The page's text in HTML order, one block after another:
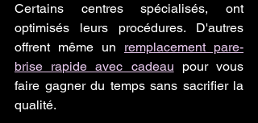
Certains centres spécialisés, ont
optimisés leurs procédures. D'autres
offrent même un remplacement pare-
brise rapide avec cadeau pour vous
faire gagner du temps sans sacrifier la
qualité.